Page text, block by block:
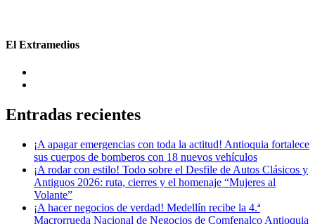
El Extramedios
Entradas recientes
¡A apagar emergencias con toda la actitud! Antioquia fortalece
sus cuerpos de bomberos con 18 nuevos vehículos
¡A rodar con estilo! Todo sobre el Desfile de Autos Clásicos y
Antiguos 2026: ruta, cierres y el homenaje “Mujeres al
Volante”
¡A hacer negocios de verdad! Medellín recibe la 4.ª
Macrorrueda Nacional de Negocios de Comfenalco Antioquia